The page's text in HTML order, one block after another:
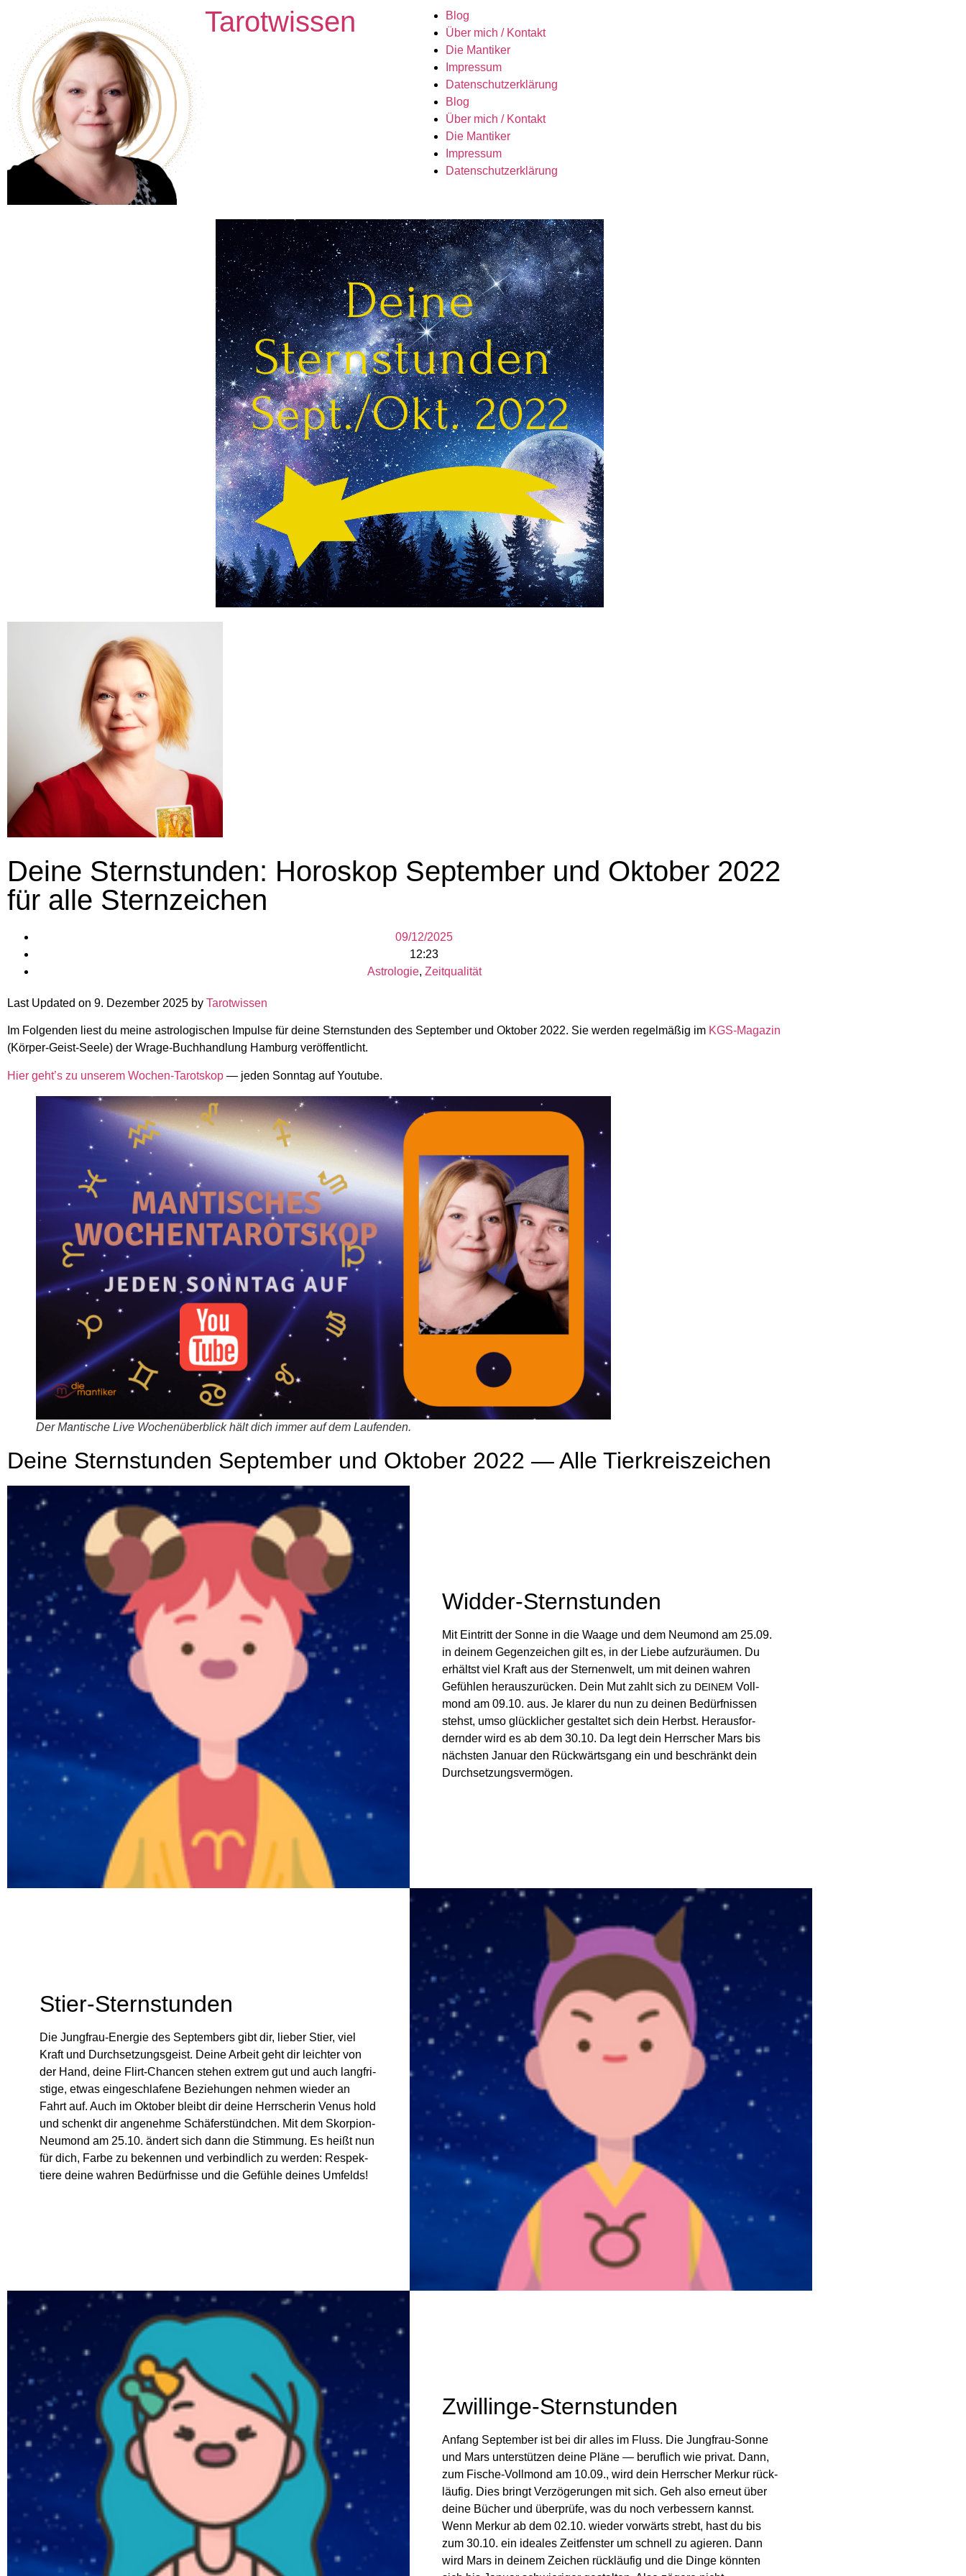
Tarotwissen
Blog
Über mich / Kontakt
Die Mantiker
Impressum
Datenschutzerklärung
Blog
Über mich / Kontakt
Die Mantiker
Impressum
Datenschutzerklärung
Deine Sternstunden: Horoskop September und Oktober 2022
für alle Sternzeichen
09/12/2025
12:23
Astrologie, Zeitqualität
Last Updated on 9. Dezember 2025 by Tarot­wissen
Im Fol­genden liest du meine astro­lo­gi­schen Impulse für deine Stern­stunden des Sep­tember und Oktober 2022. Sie werden regel­mäßig im KGS-Magazin
(Körper-Geist-Seele) der Wrage-Buch­hand­lung Ham­burg veröffentlicht.
Hier geht’s zu unserem Wochen-Tarot­skop — jeden Sonntag auf Youtube.
Der Man­ti­sche Live Wochen­über­blick hält dich immer auf dem Laufenden.
Deine Sternstunden September und Oktober 2022 — Alle Tierkreiszeichen
Widder-Sternstunden
Mit Ein­tritt der Sonne in die Waage und dem Neu­mond am 25.09.
in deinem Gegen­zei­chen gilt es, in der Liebe auf­zu­räumen. Du
erhältst viel Kraft aus der Ster­nen­welt, um mit deinen wahren
Gefühlen her­aus­zu­rücken. Dein Mut zahlt sich zu DEINEM Voll­
mond am 09.10. aus. Je klarer du nun zu deinen Bedürf­nissen
stehst, umso glück­li­cher gestaltet sich dein Herbst. Her­aus­for­
dernder wird es ab dem 30.10. Da legt dein Herr­scher Mars bis
näch­sten Januar den Rück­wärts­gang ein und beschränkt dein
Durchsetzungsvermögen.
Stier-Sternstunden
Die Jung­frau-Energie des Sep­tem­bers gibt dir, lieber Stier, viel
Kraft und Durch­set­zungs­geist. Deine Arbeit geht dir leichter von
der Hand, deine Flirt-Chancen stehen extrem gut und auch lang­fri­
stige, etwas ein­ge­schla­fene Bezie­hungen nehmen wieder an
Fahrt auf. Auch im Oktober bleibt dir deine Herr­scherin Venus hold
und schenkt dir ange­nehme Schä­fer­stünd­chen. Mit dem Skor­pion-
Neu­mond am 25.10. ändert sich dann die Stim­mung. Es heißt nun
für dich, Farbe zu bekennen und ver­bind­lich zu werden: Respek­
tiere deine wahren Bedürf­nisse und die Gefühle deines Umfelds!
Zwillinge-Sternstunden
Anfang Sep­tember ist bei dir alles im Fluss. Die Jung­frau-Sonne
und Mars unter­stützen deine Pläne — beruf­lich wie privat. Dann,
zum Fische-Voll­mond am 10.09., wird dein Herr­scher Merkur rück­
läufig. Dies bringt Ver­zö­ge­rungen mit sich. Geh also erneut über
deine Bücher und über­prüfe, was du noch ver­bes­sern kannst.
Wenn Merkur ab dem 02.10. wieder vor­wärts strebt, hast du bis
zum 30.10. ein ideales Zeit­fen­ster um schnell zu agieren. Dann
wird Mars in deinem Zei­chen rück­läufig und die Dinge könnten